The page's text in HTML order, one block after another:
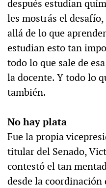
después estudian
les mostrás el
allá de lo que
estudian esto tan
todo lo que sale de
la docente. Y todo lo
también.
No hay plata
Fue la propia
titular del Senado,
contestó el tan
desde la